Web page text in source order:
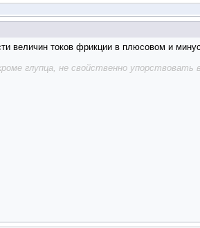
величин токов фрикции в плюсовом и
глупца, не свойственно упорствовать